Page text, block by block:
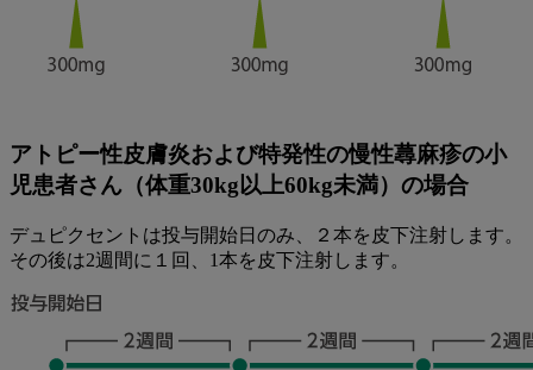
アトピー性皮膚炎および特発性の慢性蕁麻疹の小
児患者さん（体重30kg以上60kg未満）の場合
デュピクセントは投与開始日のみ、２本を皮下注射します。
その後は2週間に１回、1本を皮下注射します。